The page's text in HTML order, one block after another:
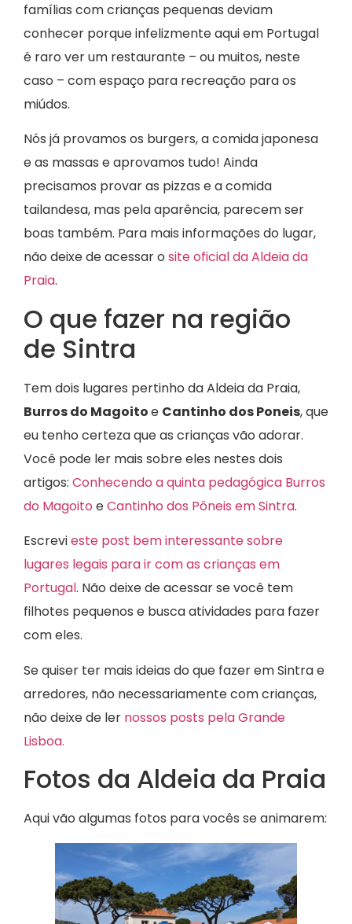
famílias com crianças pequenas deviam
conhecer porque infelizmente aqui em Portugal
é raro ver um restaurante – ou muitos, neste
caso – com espaço para recreação para os
miúdos.
Nós já provamos os burgers, a comida japonesa
e as massas e aprovamos tudo! Ainda
precisamos provar as pizzas e a comida
tailandesa, mas pela aparência, parecem ser
boas também. Para mais informações do lugar,
não deixe de acessar o site oficial da Aldeia da
Praia.
O que fazer na região
de Sintra
Tem dois lugares pertinho da Aldeia da Praia,
Burros do Magoitoe Cantinho dos Poneis, que
eu tenho certeza que as crianças vão adorar.
Você pode ler mais sobre eles nestes dois
artigos: Conhecendo a quinta pedagógica Burros
do Magoito eCantinho dos Pôneis em Sintra.
Escrevieste post bem interessante sobre
lugares legais para ir com as crianças em
Portugal. Não deixe de acessar se você tem
filhotes pequenos e busca atividades para fazer
com eles.
Se quiser ter mais ideias do que fazer em Sintra e
arredores, não necessariamente com crianças,
não deixe de ler nossos posts pela Grande
Lisboa.
Fotos da Aldeia da Praia
Aqui vão algumas fotos para vocês se animarem: